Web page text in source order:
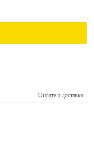
Оплата и доставка